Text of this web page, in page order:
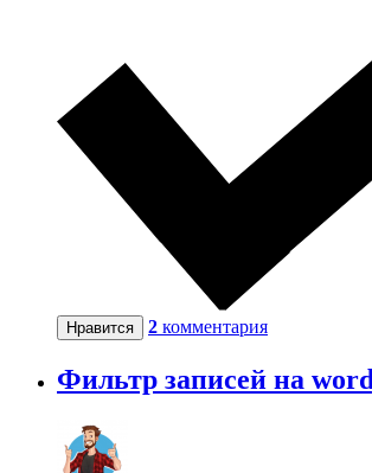
Нравится 2 комментария
Фильтр записей на